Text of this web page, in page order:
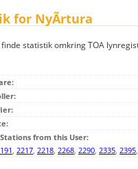
for NyÃ­rtura
finde statistik omkring TOA
from this User:
, 2217, 2218, 2268, 2290, 2335, 2395